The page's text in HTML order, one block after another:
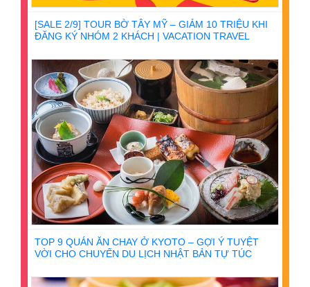
[SALE 2/9] TOUR BỜ TÂY MỸ – GIẢM 10 TRIỆU KHI
ĐĂNG KÝ NHÓM 2 KHÁCH | VACATION TRAVEL
TOP 9 QUÁN ĂN CHAY Ở KYOTO – GỢI Ý TUYỆT
VỜI CHO CHUYẾN DU LỊCH NHẬT BẢN TỰ TÚC